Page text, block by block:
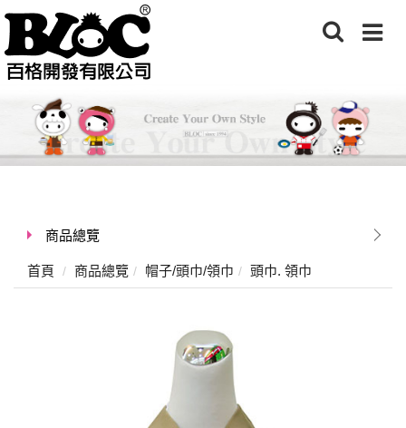
商品總覽
首頁 商品總覽 帽子/頭巾/領巾 頭巾. 領巾